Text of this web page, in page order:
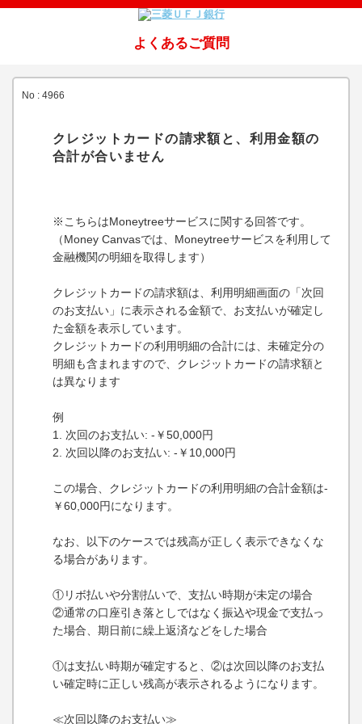
よくあるご質問
No : 4966
クレジットカードの請求額と、利用金額の
合計が合いません
※こちらはMoneytreeサービスに関する回答です。
（Money Canvasでは、Moneytreeサービスを利用して
金融機関の明細を取得します）
クレジットカードの請求額は、利用明細画面の「次回
のお支払い」に表示される金額で、お支払いが確定し
た金額を表示しています。
クレジットカードの利用明細の合計には、未確定分の
明細も含まれますので、クレジットカードの請求額と
は異なります
例
1. 次回のお支払い: -￥50,000円
2. 次回以降のお支払い: -￥10,000円
この場合、クレジットカードの利用明細の合計金額は-
￥60,000円になります。
なお、以下のケースでは残高が正しく表示できなくな
る場合があります。
①リボ払いや分割払いで、支払い時期が未定の場合
②通常の口座引き落としではなく振込や現金で支払っ
た場合、期日前に繰上返済などをした場合
①は支払い時期が確定すると、②は次回以降のお支払
い確定時に正しい残高が表示されるようになります。
≪次回以降のお支払い≫